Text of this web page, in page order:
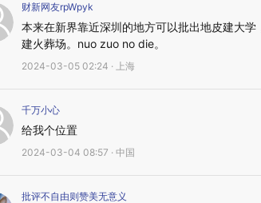
财新网友rpWpyk
本来在新界靠近深圳的地方可以批出地皮建大
建火葬场。nuo zuo no die。
2024-03-05 02:24 · 上海
千万小心
给我个位置
2024-03-04 08:57 · 中国
批评不自由则赞美无意义